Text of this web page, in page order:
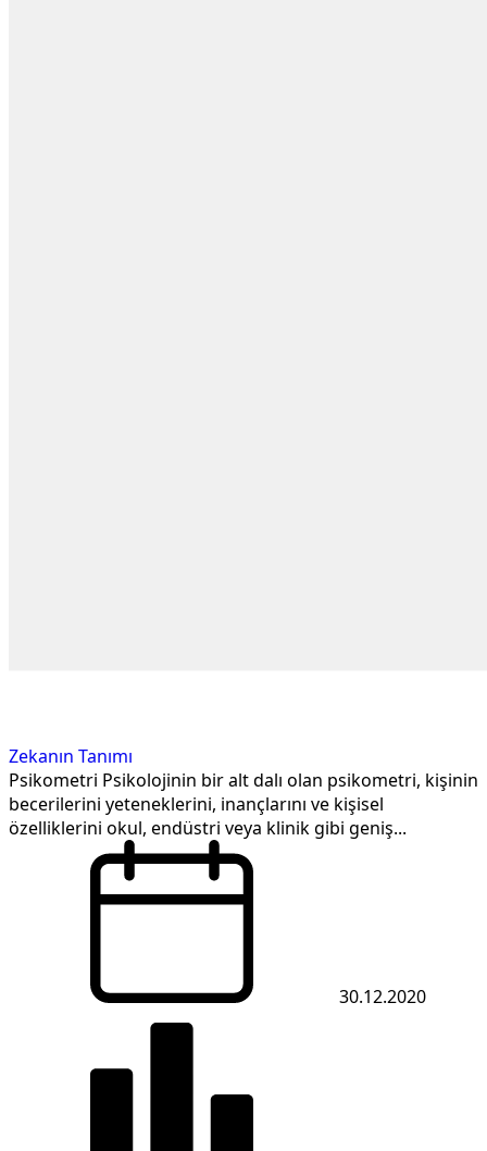
Zekanın Tanımı
Psikometri Psikolojinin bir alt dalı olan psikometri, kişinin
becerilerini yeteneklerini, inançlarını ve kişisel
özelliklerini okul, endüstri veya klinik gibi geniş...
30.12.2020